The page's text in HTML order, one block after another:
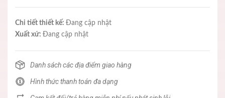
Chi tiết thiết kế: Đang cập nhật
Xuất xứ: Đang cập nhật
Danh sách các địa điểm giao hàng
Hình thức thanh toán đa dạng